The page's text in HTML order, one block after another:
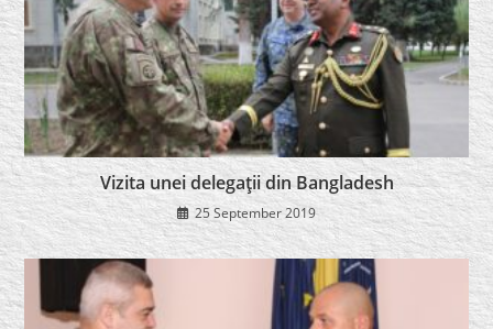
Vizita unei delegaţii din Bangladesh
25 September 2019